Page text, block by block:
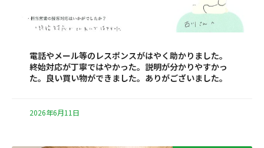
電話やメール等のレスポンスがはやく助かりました。
終始対応が丁寧ではやかった。説明が分かりやすかっ
た。良い買い物ができました。ありがございました。
2026年6月11日